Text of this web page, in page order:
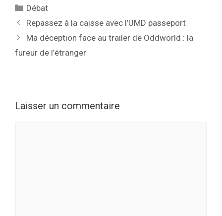
Catégories
Débat
Repassez à la caisse avec l’UMD passeport
Ma déception face au trailer de Oddworld : la
fureur de l’étranger
Laisser un commentaire